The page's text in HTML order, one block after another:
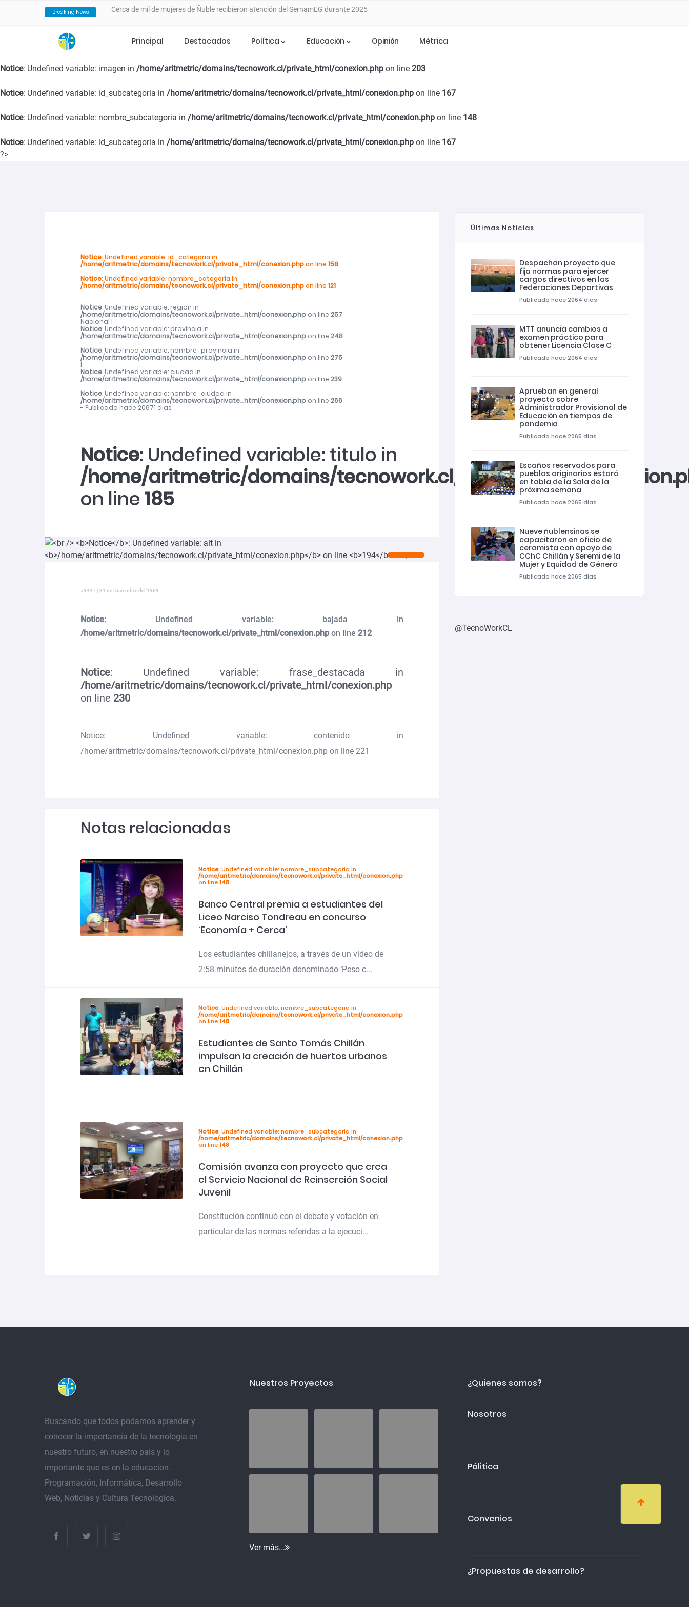
Breaking News 600 fardos llegan a comunas de Ñuble para asegurar alimentación animal tras
incendios forestales
VALLE DEL ITATA PROYECTA NUEVA ETAPA DE DESARROLLO CON SEMINARIO
ESTRATÉGICO ESTE 25 DE FEBRERO EN CHILLÁN
SernamEG da inicio a la convocatoria del Programa Mujer Emprende 2026
Programa 4 a 7 del SernamEG abre postulaciones para apoyar a mujeres trabajadoras
Abren talleres deportivos para adultos mayores en toda la región
Abren talleres deportivos para adultos mayores en toda la región
Cerca de mil de mujeres de Ñuble recibieron atención del SernamEG durante 2025
Principal Destacados Política Educación Opinión Métrica
: Undefined variable: fecha in /home/aritmetric/domains/tecnowork.cl/private_html/conexion.phpon line
Notice: Undefined variable: imagen in /home/aritmetric/domains/tecnowork.cl/private_html/conexion.php on line 203
Notice: Undefined variable: id_subcategoria in /home/aritmetric/domains/tecnowork.cl/private_html/conexion.php on line 167
Notice: Undefined variable: nombre_subcategoria in /home/aritmetric/domains/tecnowork.cl/private_html/conexion.php on line 148
Notice: Undefined variable: id_subcategoria in /home/aritmetric/domains/tecnowork.cl/private_html/conexion.php on line 167
?>
Notice: Undefined variable: id_categoria in
/home/aritmetric/domains/tecnowork.cl/private_html/conexion.phpon line 158
Notice: Undefined variable: nombre_categoria in
/home/aritmetric/domains/tecnowork.cl/private_html/conexion.phpon line 121
Notice: Undefined variable: region in
/home/aritmetric/domains/tecnowork.cl/private_html/conexion.php on line 257
Nacional |
Notice: Undefined variable: provincia in
/home/aritmetric/domains/tecnowork.cl/private_html/conexion.php on line 248
Notice: Undefined variable: nombre_provincia in
/home/aritmetric/domains/tecnowork.cl/private_html/conexion.php on line 275
|
Notice: Undefined variable: ciudad in
/home/aritmetric/domains/tecnowork.cl/private_html/conexion.php on line 239
Notice: Undefined variable: nombre_ciudad in
/home/aritmetric/domains/tecnowork.cl/private_html/conexion.php on line 266
- Publicado hace 20671 dias
Notice: Undefined variable: titulo in
/home/aritmetric/domains/tecnowork.cl/private_html/
on line185
#9447 | 31 de Diciembre del 1969
Notice: Undefined variable: bajada in
/home/aritmetric/domains/tecnowork.cl/private_html/conexion.php on line 212
Notice: Undefined variable: frase_destacada in
/home/aritmetric/domains/tecnowork.cl/private_html/conexion.php
on line 230
Notice: Undefined variable: contenido in
/home/aritmetric/domains/tecnowork.cl/private_html/conexion.php on line 221
Notas relacionadas
Notice: Undefined variable: nombre_subcategoria in
/home/aritmetric/domains/tecnowork.cl/private_html/conexion.php
on line148
Banco Central premia a estudiantes del
Liceo Narciso Tondreau en concurso
‘Economía + Cerca’
Los estudiantes chillanejos, a través de un video de
2:58 minutos de duración denominado ‘Peso c...
Notice: Undefined variable: nombre_subcategoria in
/home/aritmetric/domains/tecnowork.cl/private_html/conexion.php
on line148
Estudiantes de Santo Tomás Chillán
impulsan la creación de huertos urbanos
en Chillán
Notice: Undefined variable: nombre_subcategoria in
/home/aritmetric/domains/tecnowork.cl/private_html/conexion.php
on line148
Comisión avanza con proyecto que crea
el Servicio Nacional de Reinserción Social
Juvenil
Constitución continuó con el debate y votación en
particular de las normas referidas a la ejecuci...
Últimas Noticias
Despachan proyecto que
fija normas para ejercer
cargos directivos en las
Federaciones Deportivas
Publicado hace 2064 dias
MTT anuncia cambios a
examen práctico para
obtener Licencia Clase C
Publicado hace 2064 dias
Aprueban en general
proyecto sobre
Administrador Provisional de
Educación en tiempos de
pandemia
Publicado hace 2065 dias
Escaños reservados para
pueblos originarios estará
en tabla de la Sala de la
próxima semana
Publicado hace 2065 dias
Nueve ñublensinas se
capacitaron en oficio de
ceramista con apoyo de
CChC Chillán y Seremi de la
Mujer y Equidad de Género
Publicado hace 2065 dias
@TecnoWorkCL
Buscando que todos podamos aprender y
conocer la importancia de la tecnologia en
nuestro futuro, en nuestro pais y lo
importante que es en la educacion.
Programación, Informática, Desarrollo
Web, Noticias y Cultura Tecnologica.
Nuestros Proyectos
Ver más...
¿Quienes somos?
Nosotros
Pólitica
Convenios
¿Propuestas de desarrollo?